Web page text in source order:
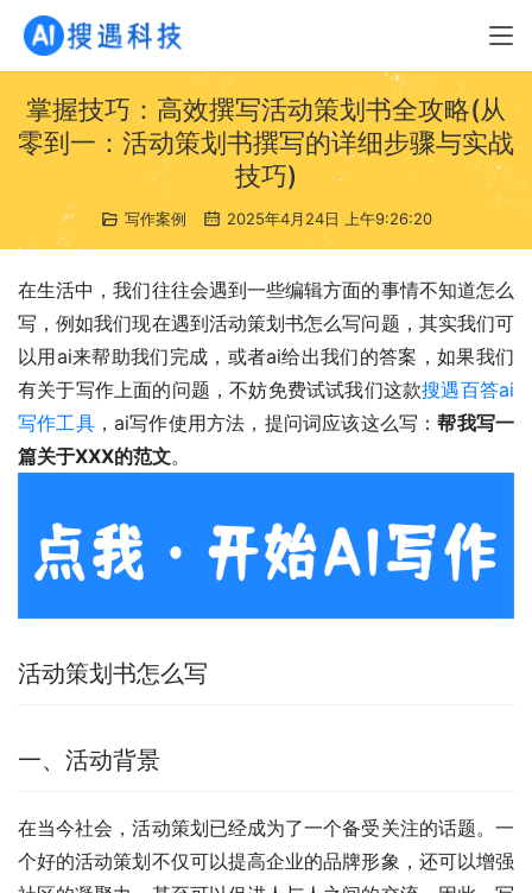
掌握技巧：高效撰写活动策划书全攻略(从
零到一：活动策划书撰写的详细步骤与实战
技巧)
写作案例 2025年4月24日 上午9:26:20
在生活中，我们往往会遇到一些编辑方面的事情不知道怎么
写，例如我们现在遇到活动策划书怎么写问题，其实我们可
以用ai来帮助我们完成，或者ai给出我们的答案，如果我们
有关于写作上面的问题，不妨免费试试我们这款搜遇百答ai
写作工具，ai写作使用方法，提问词应该这么写：帮我写一
篇关于XXX的范文。
活动策划书怎么写
一、活动背景
在当今社会，活动策划已经成为了一个备受关注的话题。一
个好的活动策划不仅可以提高企业的品牌形象，还可以增强